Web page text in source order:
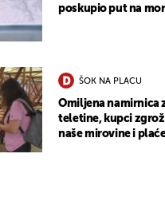
poskupio put na
ŠOK NA PLACU
Omiljena namirnica
teletine, kupci
naše mirovine i